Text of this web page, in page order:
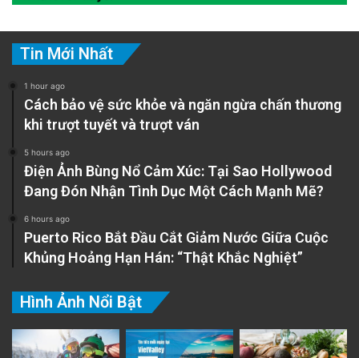
Tin Mới Nhất
1 hour ago
Cách bảo vệ sức khỏe và ngăn ngừa chấn thương
khi trượt tuyết và trượt ván
5 hours ago
Điện Ảnh Bùng Nổ Cảm Xúc: Tại Sao Hollywood
Đang Đón Nhận Tình Dục Một Cách Mạnh Mẽ?
6 hours ago
Puerto Rico Bắt Đầu Cắt Giảm Nước Giữa Cuộc
Khủng Hoảng Hạn Hán: “Thật Khắc Nghiệt”
Hình Ảnh Nổi Bật